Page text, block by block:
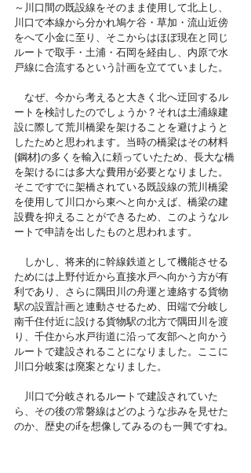
～川口間の既設線をそのまま使用して北上し、
川口で本線から分かれ鳩ケ谷・草加・流山近傍
をへて小金に至り、そこからはほぼ現在と同じ
ルートで取手・土浦・石岡を経由し、内原で水
戸線に合流するという計画を立てていました。
なぜ、今から考えると大きく北へ迂回するル
ートを検討したのでしょうか？それは土浦線建
設に際して荒川橋梁を架けることを避けようと
したためと思われます。当時の橋梁はその材料
(鋼材)の多くを輸入に頼っていたため、長大な橋
を架けるには多大な費用が必要となりました。
そこですでに架橋されている既設線の荒川橋梁
を使用して川口から東へと向かえば、橋梁の建
設費を抑えることができるため、このようなル
ートで申請を出したものと思われます。
しかし、将来的に幹線鉄道として機能させる
ためには上野付近から直接水戸へ向かう方が有
利であり、さらに隅田川の舟運と連絡する貨物
駅の設置計画と連動させるため、田端で分岐し
南千住付近に設ける貨物駅の北方で隅田川を渡
り、千住から水戸街道に沿って友部へと向かう
ルートで建設されることになりました。ここに
川口分岐案は廃案となりました。
川口で分岐されるルートで建設されていた
ら、その後の常磐線はどのような歩みを見せた
のか、歴史のifを想像してみるのも一興ですね。